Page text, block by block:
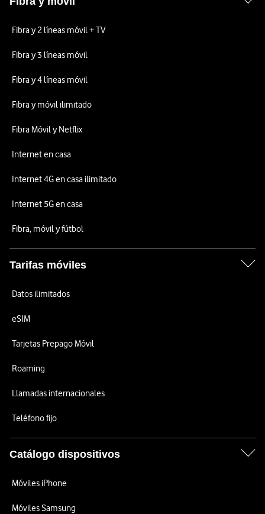
Fibra y 2 líneas móvil + TV
Fibra y 3 líneas móvil
Fibra y 4 líneas móvil
Fibra y móvil ilimitado
Fibra Móvil y Netflix
Internet en casa
Internet 4G en casa ilimitado
Internet 5G en casa
Fibra, móvil y fútbol
Tarifas móviles
Datos ilimitados
eSIM
Tarjetas Prepago Móvil
Roaming
Llamadas internacionales
Teléfono fijo
Catálogo dispositivos
Móviles iPhone
Móviles Samsung